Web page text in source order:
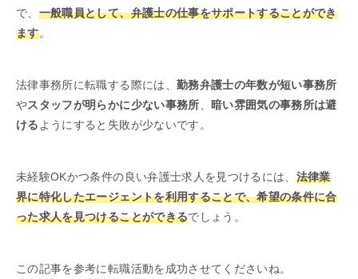
で、 一般職員として、弁護士の仕事をサポートすることができ
ます。
法律事務所に転職する際には、 勤務弁護士の年数が短い事務所
やスタッフが明らかに少ない事務所
暗い雰囲気の事務所は避
ける ようにすると失敗が少ないです。
未経験OKかつ条件の良い弁護士求人を見つけるには、 法律業
界に特化したエージェントを利用することで、希望の条件に合
った求人を見つけることができるでしょう。
この記事を参考に転職活動を成功させてくださいね。